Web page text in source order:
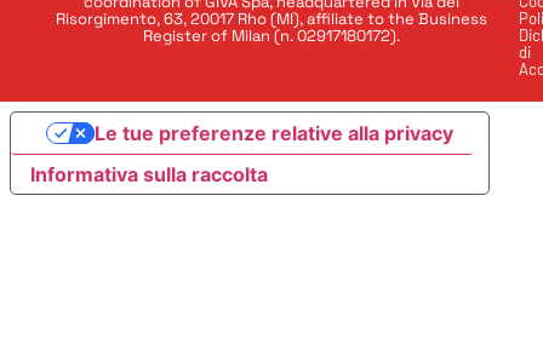
Risorgimento, 63, 20017 Rho (MI), affiliate to the Business
Register of Milan (n. 02917180172).
di
Informativa sulla raccolta
Le tue preferenze relative alla privacy